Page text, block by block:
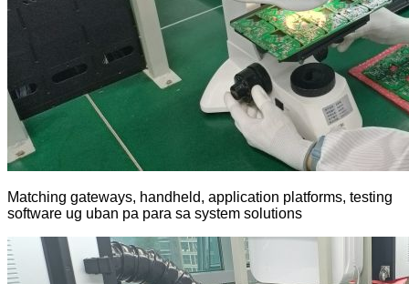
Matching gateways, handheld, application platforms, testing
software ug uban pa para sa system solutions